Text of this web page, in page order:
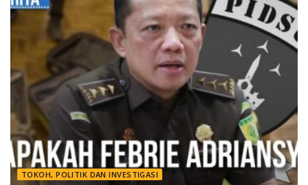
TOKOH, POLITIK DAN INVESTIGASI